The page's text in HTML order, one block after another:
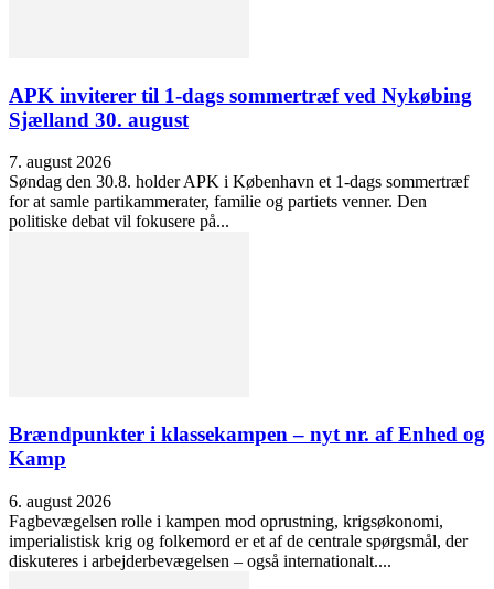
APK inviterer til 1-dags sommertræf ved Nykøbing
Sjælland 30. august
7. august 2026
Søndag den 30.8. holder APK i København et 1-dags sommertræf
for at samle partikammerater, familie og partiets venner. Den
politiske debat vil fokusere på...
Brændpunkter i klassekampen – nyt nr. af Enhed og
Kamp
6. august 2026
Fagbevægelsen rolle i kampen mod oprustning, krigsøkonomi,
imperialistisk krig og folkemord er et af de centrale spørgsmål, der
diskuteres i arbejderbevægelsen – også internationalt....